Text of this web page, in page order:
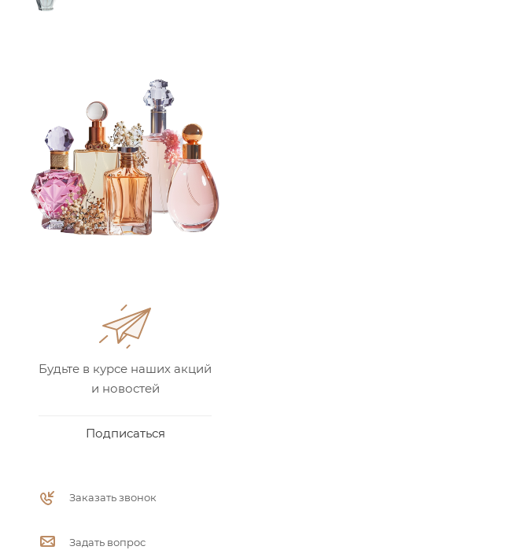
Будьте в курсе наших акций
и новостей
Подписаться
Заказать звонок
Задать вопрос